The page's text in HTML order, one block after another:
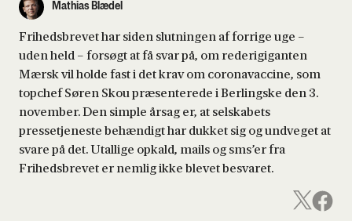
Mathias Blædel
Frihedsbrevet har siden slutningen af forrige uge –
uden held – forsøgt at få svar på, om rederigiganten
Mærsk vil holde fast i det krav om coronavaccine, som
topchef Søren Skou præsenterede i Berlingske den 3.
november. Den simple årsag er, at selskabets
pressetjeneste behændigt har dukket sig og undveget at
svare på det. Utallige opkald, mails og sms’er fra
Frihedsbrevet er nemlig ikke blevet besvaret.